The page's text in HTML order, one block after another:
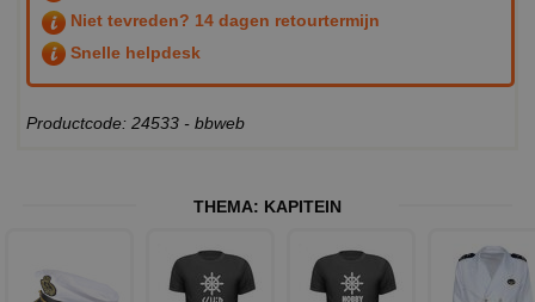
Niet tevreden? 14 dagen retourtermijn
Snelle helpdesk
Productcode: 24533 - bbweb
THEMA: KAPITEIN